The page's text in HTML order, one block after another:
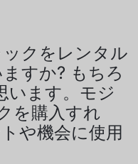
クをレンタル
すか? もちろ
います。モジ
を購入すれ
や機会に使用